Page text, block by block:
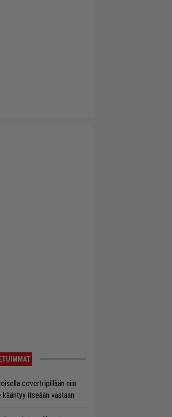
covertripillään niin
itseään vastaan